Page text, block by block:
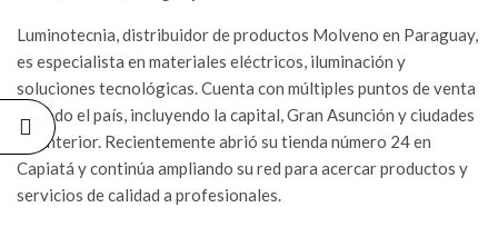
Luminotecnia, distribuidor de productos Molveno en Paraguay,
es especialista en materiales eléctricos, iluminación y
soluciones tecnológicas. Cuenta con múltiples puntos de venta
en todo el país, incluyendo la capital, Gran Asunción y ciudades
del interior. Recientemente abrió su tienda número 24 en
Capiatá y continúa ampliando su red para acercar productos y
servicios de calidad a profesionales.
QUADRA CON
BASE PARA
INSTALACIONES
EXTERIORES
13/07/2026
MOLVENO Y
SODIMAC:
UNA